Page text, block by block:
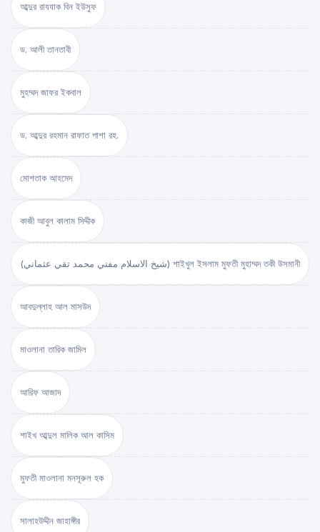
আব্দুর রাযযাক বিন ইউসুফ
ড. আলী তানতাবী
মুহম্মদ জাফর ইকবাল
ড. আব্দুর রহমান রাফাত পাশা রহ.
মোশতাক আহমেদ
কাজী আবুল কালাম সিদ্দীক
(شيخ الاسلام مفتي محمد تقي عثماني) শাইখুল ইসলাম মুফতী মুহাম্মদ তকী উসমানী
আবদুল্লাহ আল মাসউদ
মাওলানা তারিক জামিল
আরিফ আজাদ
শাইখ আব্দুল মালিক আল কাসিম
মুফতী মাওলানা মনসূরুল হক
সালাহউদ্দীন জাহাঙ্গীর